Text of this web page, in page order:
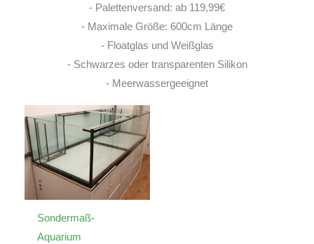
- Palettenversand: ab 119,99€
- Maximale Größe: 600cm Länge
- Floatglas und Weißglas
- Schwarzes oder transparenten Silikon
- Meerwassergeeignet
Sondermaß-
Aquarium